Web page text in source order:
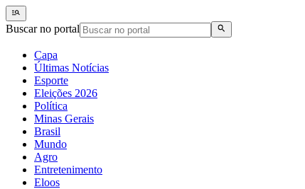
Buscar no portal
Capa
Últimas Notícias
Esporte
Eleições 2026
Política
Minas Gerais
Brasil
Mundo
Agro
Entretenimento
Eloos